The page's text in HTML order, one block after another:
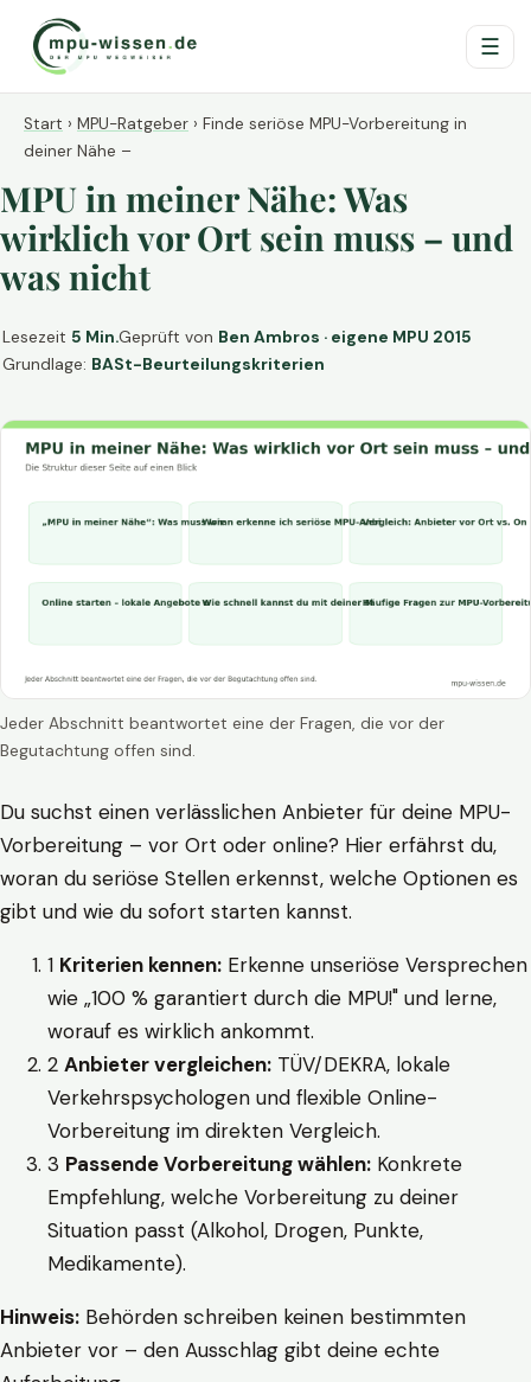
☰
Start › MPU-Ratgeber › Finde seriöse MPU-Vorbereitung in
deiner Nähe –
MPU in meiner Nähe: Was
wirklich vor Ort sein muss – und
was nicht
Lesezeit 5 Min.Geprüft von Ben Ambros · eigene MPU 2015
Grundlage: BASt-Beurteilungskriterien
Jeder Abschnitt beantwortet eine der Fragen, die vor der
Begutachtung offen sind.
Du suchst einen verlässlichen Anbieter für deine MPU-
Vorbereitung – vor Ort oder online? Hier erfährst du,
woran du seriöse Stellen erkennst, welche Optionen es
gibt und wie du sofort starten kannst.
1 Kriterien kennen: Erkenne unseriöse Versprechen
wie „100 % garantiert durch die MPU!" und lerne,
worauf es wirklich ankommt.
2 Anbieter vergleichen: TÜV/DEKRA, lokale
Verkehrspsychologen und flexible Online-
Vorbereitung im direkten Vergleich.
3 Passende Vorbereitung wählen: Konkrete
Empfehlung, welche Vorbereitung zu deiner
Situation passt (Alkohol, Drogen, Punkte,
Medikamente).
Hinweis: Behörden schreiben keinen bestimmten
Anbieter vor – den Ausschlag gibt deine echte